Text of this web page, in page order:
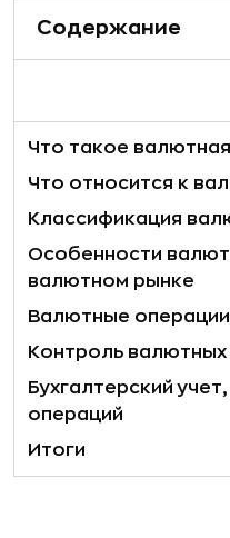
Содержание
Что такое
Что относится к
Классификация
Особенности
валютном рынке
Валютные
Контроль
Бухгалтерский
операций
Итоги